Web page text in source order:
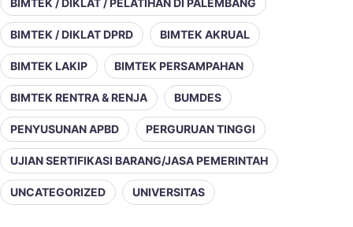
BIMTEK / DIKLAT / PELATIHAN DI PALEMBANG
BIMTEK / DIKLAT DPRD BIMTEK AKRUAL
BIMTEK LAKIP BIMTEK PERSAMPAHAN
BIMTEK RENTRA & RENJA BUMDES
PENYUSUNAN APBD PERGURUAN TINGGI
UJIAN SERTIFIKASI BARANG/JASA PEMERINTAH
UNCATEGORIZED UNIVERSITAS